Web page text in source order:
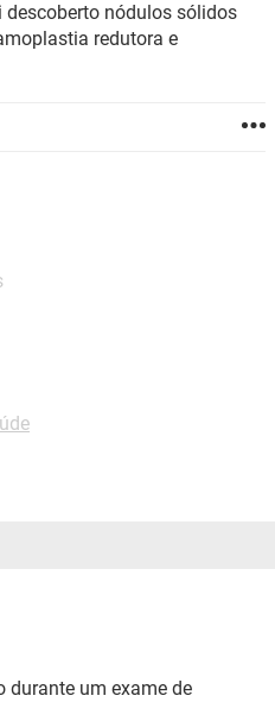
descoberto nódulos sólidos
redutora e
durante um exame de